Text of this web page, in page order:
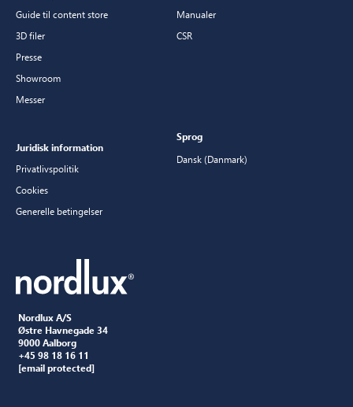
Nordlux A/S
Østre Havnegade 34
9000 Aalborg
+45 98 18 16 11
[email protected]
Guide til content store
3D filer
Presse
Showroom
Messer
Manualer
CSR
Juridisk information
Privatlivspolitik
Cookies
Generelle betingelser
Sprog
Dansk (Danmark)